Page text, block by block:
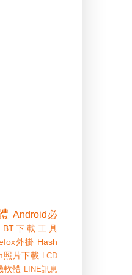
Android必
BT下載工具
外掛 Hash
照片下載 LCD
軟體 LINE訊息